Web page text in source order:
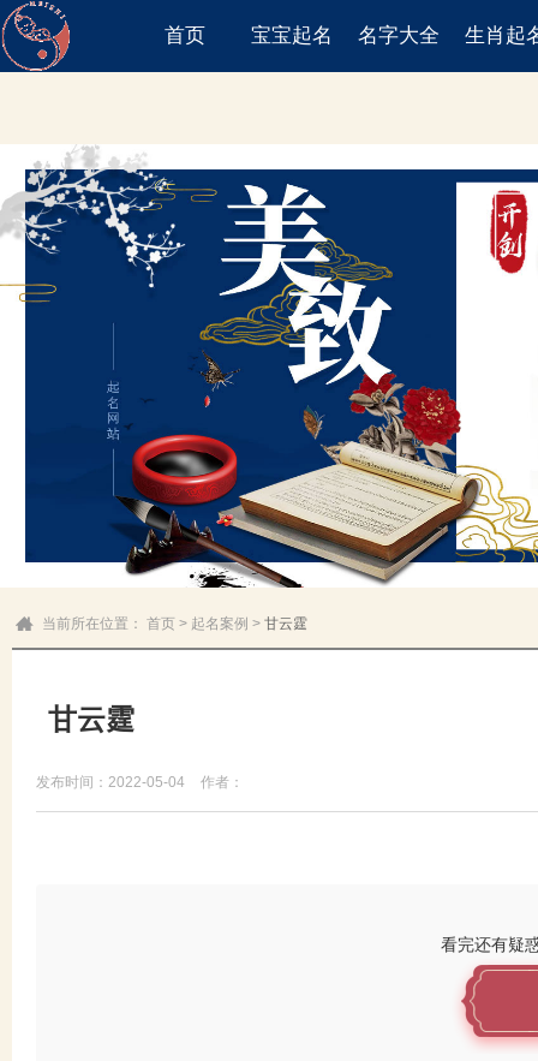
首页 宝宝起名 名字大全 生肖起
当前所在位置： 首页 > 起名案例 > 甘云霆
甘云霆
发布时间：2022-05-04 作者：
看完还有疑